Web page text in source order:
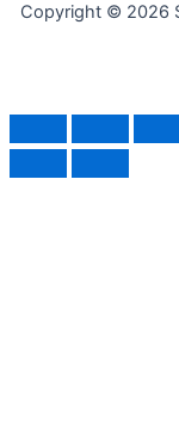
Copyright © 2026